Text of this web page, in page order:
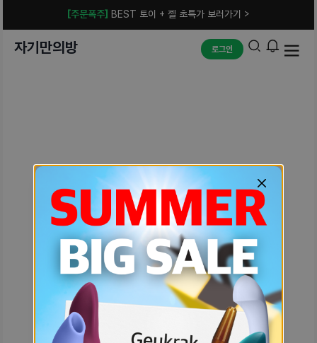
[주문폭주] BEST 토이 + 젤 초특가 보러가기 >
자기만의방 로그인
예상치 못한 에러입니다.